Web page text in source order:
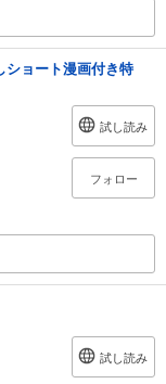
ョート漫画付き特
試し読み
フォロー
試し読み